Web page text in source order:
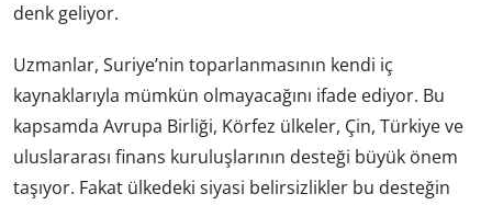
denk geliyor.
Uzmanlar, Suriye’nin toparlanmasının kendi iç
kaynaklarıyla mümkün olmayacağını ifade ediyor. Bu
kapsamda Avrupa Birliği, Körfez ülkeler, Çin, Türkiye ve
uluslararası finans kuruluşlarının desteği büyük önem
taşıyor. Fakat ülkedeki siyasi belirsizlikler bu desteğin